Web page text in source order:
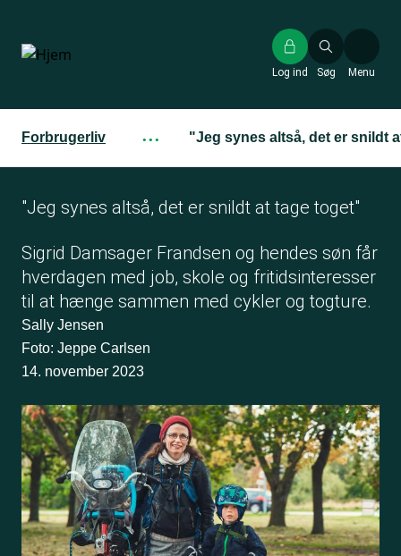
hovedindhold
Søg
Log ind Menu
Forbrugerliv ··· "Jeg synes altså, det er snildt
"Jeg synes altså, det er snildt at tage toget"
Sigrid Damsager Frandsen og hendes søn får
hverdagen med job, skole og fritidsinteresser
til at hænge sammen med cykler og togture.
Sally Jensen
Foto: Jeppe Carlsen
14. november 2023